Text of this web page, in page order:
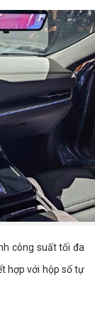
công suất tối đa
hợp với hộp số tự